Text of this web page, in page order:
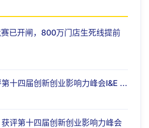
已开闸，800万门店生死线提前
十四届创新创业影响力峰会I&E ...
评第十四届创新创业影响力峰会